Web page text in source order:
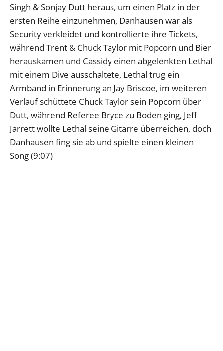
Singh & Sonjay Dutt heraus, um einen Platz in der
ersten Reihe einzunehmen, Danhausen war als
Security verkleidet und kontrollierte ihre Tickets,
während Trent & Chuck Taylor mit Popcorn und Bier
herauskamen und Cassidy einen abgelenkten Lethal
mit einem Dive ausschaltete, Lethal trug ein
Armband in Erinnerung an Jay Briscoe, im weiteren
Verlauf schüttete Chuck Taylor sein Popcorn über
Dutt, während Referee Bryce zu Boden ging, Jeff
Jarrett wollte Lethal seine Gitarre überreichen, doch
Danhausen fing sie ab und spielte einen kleinen
Song (9:07)